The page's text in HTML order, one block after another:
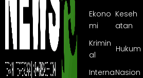
Ekono
mi
Keseh
atan
Krimin
al
Hukum
InternaNasion